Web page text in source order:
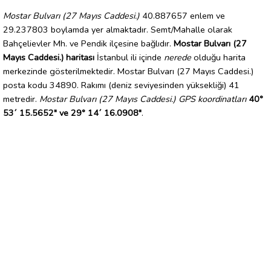
Mostar Bulvarı (27 Mayıs Caddesi.) 40.887657 enlem ve
29.237803 boylamda yer almaktadır. Semt/Mahalle olarak
Bahçelievler Mh. ve Pendik ilçesine bağlıdır. Mostar Bulvarı (27
Mayıs Caddesi.) haritası İstanbul ili içinde nerede olduğu harita
merkezinde gösterilmektedir. Mostar Bulvarı (27 Mayıs Caddesi.)
posta kodu 34890. Rakımı (deniz seviyesinden yüksekliği) 41
metredir. Mostar Bulvarı (27 Mayıs Caddesi.) GPS koordinatları 40°
53´ 15.5652" ve 29° 14´ 16.0908".